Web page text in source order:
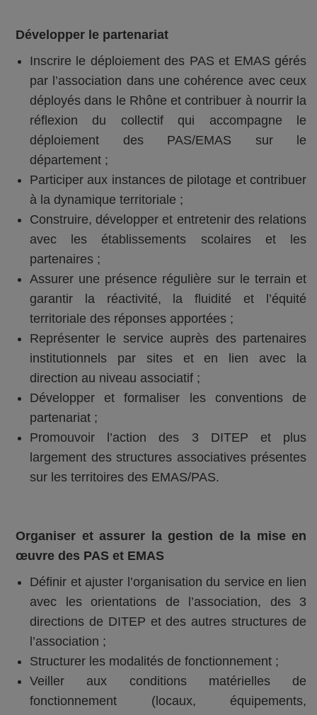
Développer le partenariat
Inscrire le déploiement des PAS et EMAS gérés
par l’association dans une cohérence avec ceux
déployés dans le Rhône et contribuer à nourrir la
réflexion du collectif qui accompagne le
déploiement des PAS/EMAS sur le
département ;
Participer aux instances de pilotage et contribuer
à la dynamique territoriale ;
Construire, développer et entretenir des relations
avec les établissements scolaires et les
partenaires ;
Assurer une présence régulière sur le terrain et
garantir la réactivité, la fluidité et l’équité
territoriale des réponses apportées ;
Représenter le service auprès des partenaires
institutionnels par sites et en lien avec la
direction au niveau associatif ;
Développer et formaliser les conventions de
partenariat ;
Promouvoir l’action des 3 DITEP et plus
largement des structures associatives présentes
sur les territoires des EMAS/PAS.
Organiser et assurer la gestion de la mise en
œuvre des PAS et EMAS
Définir et ajuster l’organisation du service en lien
avec les orientations de l’association, des 3
directions de DITEP et des autres structures de
l’association ;
Structurer les modalités de fonctionnement ;
Veiller aux conditions matérielles de
fonctionnement (locaux, équipements,